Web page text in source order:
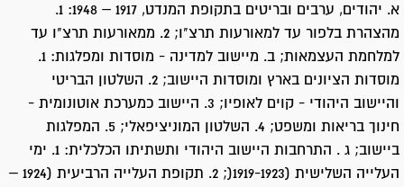
א. יהודים, ערבים ובריטים בתקופת המנדט, 1917 – 1948: 1.
מהצהרת בלפור עד למאורעות תרצ"ו; 2. ממאורעות תרצ"ו עד
למלחמת העצמאות; ב. מיישוב למדינה - מוסדות ומפלגות: 1.
מוסדות הציונים בארץ ומוסדות היישוב; 2. השלטון הבריטי
והיישוב היהודי - קוים לאופיו; 3. היישוב כמערכת אוטונומית -
חינוך בריאות ומשפט; 4. השלטון המוניציפאלי; 5. המפלגות
ביישוב; ג . התרחבות היישוב היהודי ותשתיתו הכלכלית: 1. ימי
העלייה השלישית (1919-1923(; 2. תקופת העלייה הרביעית (1924 –